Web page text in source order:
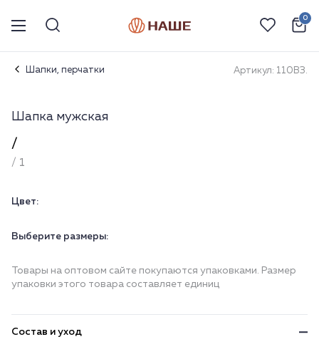
0
Шапки, перчатки Артикул: 110ВЗ.
Шапка мужская
/
/ 1
Цвет:
Выберите размеры:
Товары на оптовом сайте покупаются упаковками. Размер
упаковки этого товара составляет единиц
Состав и уход